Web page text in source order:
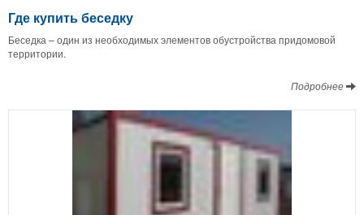
Где купить беседку
Беседка – один из необходимых элементов обустройства придомовой
территории.
Подробнее